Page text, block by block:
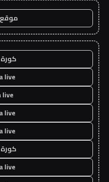
live
live
live
live
live